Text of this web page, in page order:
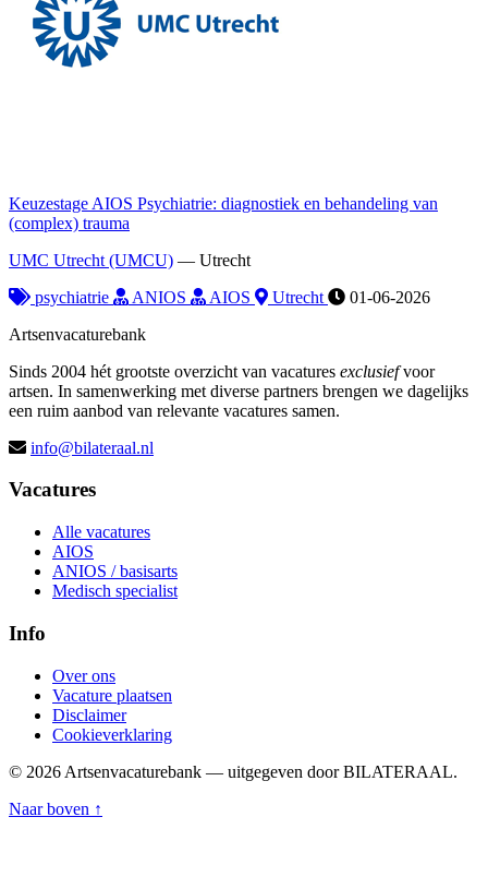
Keuzestage AIOS Psychiatrie: diagnostiek en behandeling van
(complex) trauma
UMC Utrecht (UMCU) — Utrecht
psychiatrie
ANIOS AIOS Utrecht
01-06-2026
Artsenvacaturebank
Sinds 2004 hét grootste overzicht van vacatures exclusiefvoor
artsen. In samenwerking met diverse partners brengen we dagelijks
een ruim aanbod van relevante vacatures samen.
info@bilateraal.nl
Vacatures
Alle vacatures
AIOS
ANIOS / basisarts
Medisch specialist
Info
Over ons
Vacature plaatsen
Disclaimer
Cookieverklaring
© 2026 Artsenvacaturebank — uitgegeven door BILATERAAL.
Naar boven ↑